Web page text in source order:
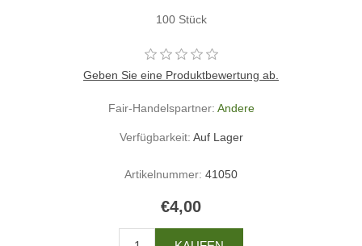
100 Stück
Geben Sie eine Produktbewertung ab.
Fair-Handelspartner: Andere
Verfügbarkeit: Auf Lager
Artikelnummer: 41050
€4,00